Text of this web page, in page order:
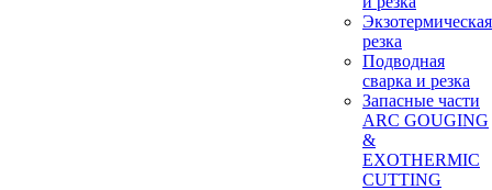
Экзотермическая
резка
Подводная
сварка и резка
Запасные части
ARC GOUGING
&
EXOTHERMIC
CUTTING